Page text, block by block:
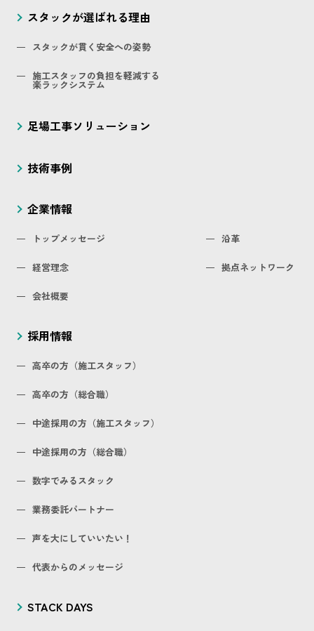
スタックが選ばれる理由
スタックが貫く安全への姿勢
施工スタッフの負担を軽減する
楽ラックシステム
足場工事ソリューション
技術事例
企業情報
トップメッセージ
経営理念
会社概要
沿革
拠点ネットワーク
採用情報
高卒の方（施工スタッフ）
高卒の方（総合職）
中途採用の方（施工スタッフ）
中途採用の方（総合職）
業務委託パートナー
代表からのメッセージ
数字でみるスタック
声を大にしていいたい！
STACK DAYS